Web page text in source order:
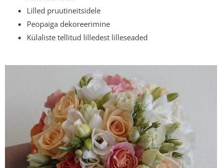
Lilled pruutineitsidele
Peopaiga dekoreerimine
Külaliste tellitud lilledest lilleseaded